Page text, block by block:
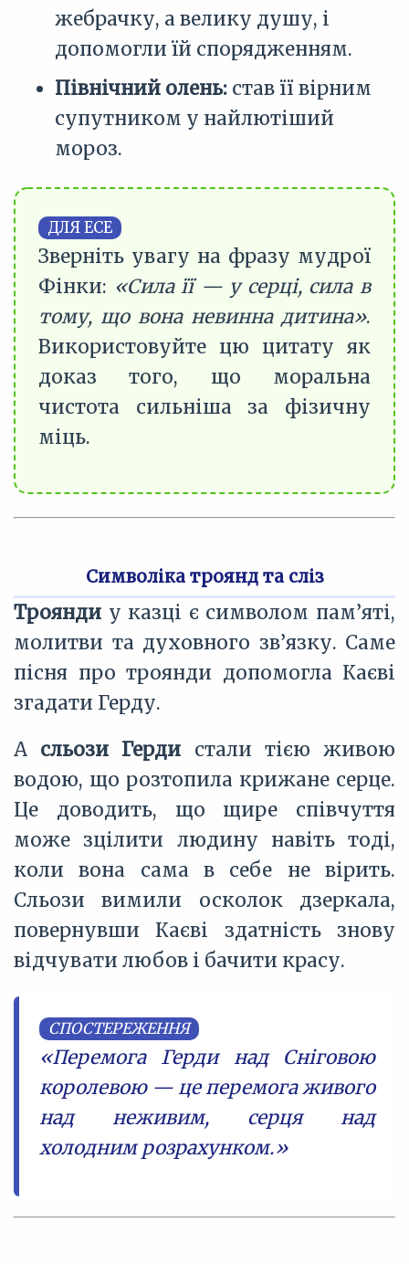
жебрачку, а велику душу, і
допомогли їй спорядженням.
Північний олень: став її вірним
супутником у найлютіший
мороз.
ДЛЯ ЕСЕ
Зверніть увагу на фразу мудрої
Фінки: «Сила її — у серці, сила в
тому, що вона невинна дитина».
Використовуйте цю цитату як
доказ того, що моральна
чистота сильніша за фізичну
міць.
Символіка троянд та сліз
Троянди у казці є символом пам’яті,
молитви та духовного зв’язку. Саме
пісня про троянди допомогла Каєві
згадати Герду.
А сльози Герди стали тією живою
водою, що розтопила крижане серце.
Це доводить, що щире співчуття
може зцілити людину навіть тоді,
коли вона сама в себе не вірить.
Сльози вимили осколок дзеркала,
повернувши Каєві здатність знову
відчувати любов і бачити красу.
СПОСТЕРЕЖЕННЯ
«Перемога Герди над Сніговою
королевою — це перемога живого
над неживим, серця над
холодним розрахунком.»